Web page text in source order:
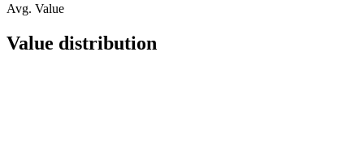
Avg. Value
Value distribution